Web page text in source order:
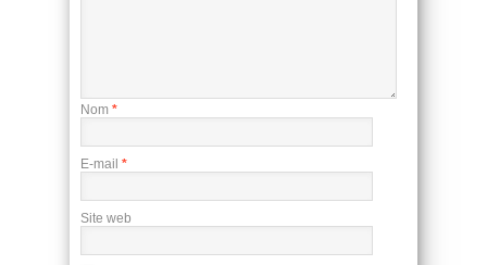
Nom *
E-mail *
Site web